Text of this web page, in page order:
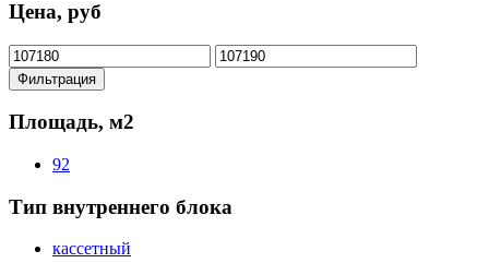
Цена, руб
Минимальная
цена
Максимальная
цена
Фильтрация
Площадь, м2
92
Тип внутреннего блока
кассетный